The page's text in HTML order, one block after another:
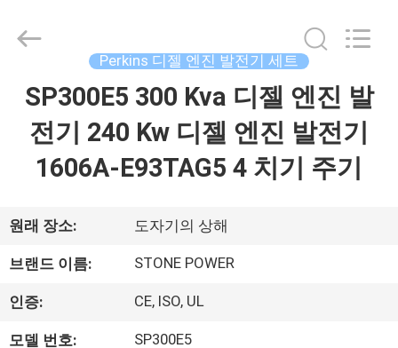
우
리
에
Copyright
JIANGSU
STONE
CO.,LTD.
Reserved.
Perkins 디젤 엔진 발전기 세트
SP300E5 300 Kva 디젤 엔진 발
전기 240 Kw 디젤 엔진 발전기
1606A-E93TAG5 4 치기 주기
원래 장소: 도자기의 상해
브랜드 이름: STONE POWER
인증: CE, ISO, UL
모델 번호: SP300E5